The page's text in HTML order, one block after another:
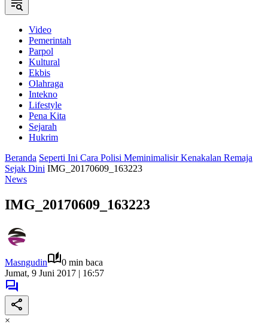
Video
Pemerintah
Parpol
Kultural
Ekbis
Olahraga
Intekno
Lifestyle
Pena Kita
Sejarah
Hukrim
Beranda Seperti Ini Cara Polisi Meminimalisir Kenakalan Remaja
Sejak Dini IMG_20170609_163223
News
IMG_20170609_163223
Masngudin
0 min baca
Jumat, 9 Juni 2017 | 16:57
×